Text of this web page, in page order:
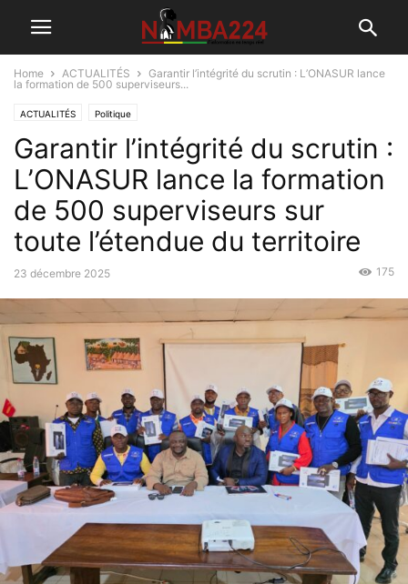
Home ACTUALITÉS
Garantir l’intégrité du scrutin : L’ONASUR lance
la formation de 500 superviseurs...
ACTUALITÉS Politique
Garantir l’intégrité du scrutin :
L’ONASUR lance la formation
de 500 superviseurs sur
toute l’étendue du territoire
23 décembre 2025 175